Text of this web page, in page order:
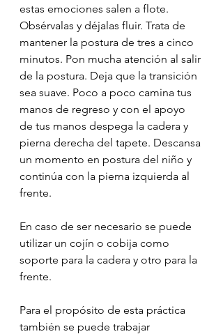
estas emociones salen a flote.
Obsérvalas y déjalas fluir. Trata de
mantener la postura de tres a cinco
minutos. Pon mucha atención al salir
de la postura. Deja que la transición
sea suave. Poco a poco camina tus
manos de regreso y con el apoyo
de tus manos despega la cadera y
pierna derecha del tapete. Descansa
un momento en postura del niño y
continúa con la pierna izquierda al
frente.
En caso de ser necesario se puede
utilizar un cojín o cobija como
soporte para la cadera y otro para la
frente.
Para el propósito de esta práctica
también se puede trabajar